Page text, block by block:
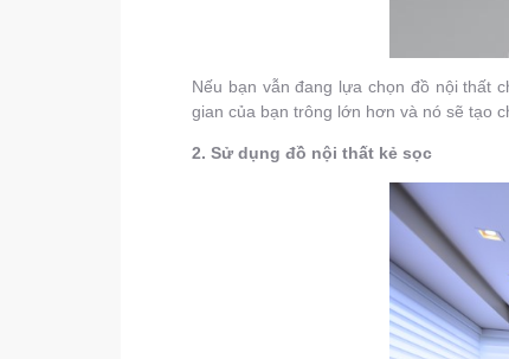
Nếu bạn vẫn đang lựa chọn đồ nội thất
gian của bạn trông lớn hơn và nó sẽ tạo
2. Sử dụng đồ nội thất kẻ sọc